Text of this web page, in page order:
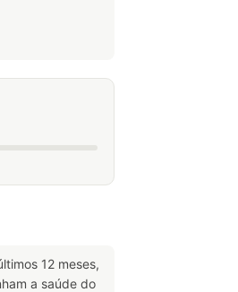
12 meses,
a saúde do